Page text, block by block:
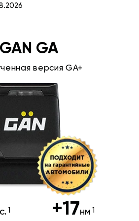
GAN GA
версия GA+
+17нм